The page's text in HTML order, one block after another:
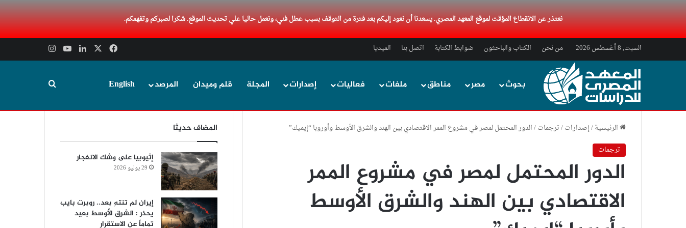
نعتذر عن الانقطاع المؤقت لموقع المعهد المصري. يسعدنا أن نعود إليكم بعد فترة من التوقف بسبب عطل فني، ونعمل حاليا علي تحديث الموقع. شكرا لصبركم وتفهمكم.
السبت, 8 أغسطس 2026 من نحن الكتاب والباحثون ضوابط الكتابة اتصل بنا الميديا فيسبوك لينكدإن‫YouTubeانستقرام
بحوث مصر مناطق ملفات فعاليات إصدارات المجلة قلم وميدان المرصد English بحث عن
الرئيسية/إصدارات/ترجمات/الدور المحتمل لمصر في مشروع الممر الاقتصادي بين الهند والشرق الأوسط وأوروبا “إيميك”
ترجمات
الدور المحتمل لمصر في مشروع الممر
الاقتصادي بين الهند والشرق الأوسط
المضاف حديثا
إثيوبيا على وشك الانفجار
29 يوليو 2026
إيران لم تنتهِ بعد.. روبرت بايب
يحذر : الشرق الأوسط بعيد
تماماً عن الاستقرار